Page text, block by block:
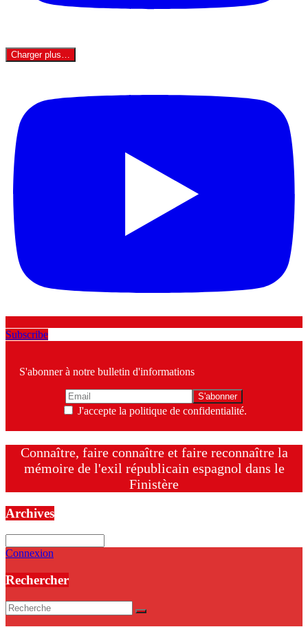
Charger plus…
Subscribe
S'abonner à notre bulletin d'informations
J'accepte la politique de confidentialité.
Connaître, faire connaître et faire reconnaître la
mémoire de l'exil républicain espagnol dans le
Finistère
Archives
Connexion
Rechercher